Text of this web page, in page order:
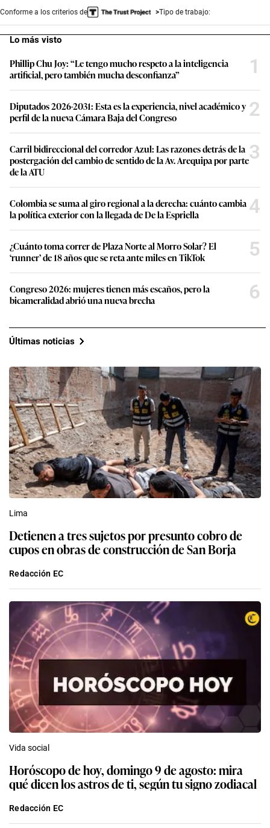
Conforme a los criterios de Tipo de trabajo:
Lo más visto
Phillip Chu Joy: “Le tengo mucho respeto a la inteligencia
artificial, pero también mucha desconfianza”
1
Diputados 2026-2031: Esta es la experiencia, nivel académico y
perfil de la nueva Cámara Baja del Congreso
2
Carril bidireccional del corredor Azul: Las razones detrás de la
postergación del cambio de sentido de la Av. Arequipa por parte
de la ATU
3
Colombia se suma al giro regional a la derecha: cuánto cambia
la política exterior con la llegada de De la Espriella
4
¿Cuánto toma correr de Plaza Norte al Morro Solar? El
‘runner’ de 18 años que se reta ante miles en TikTok
5
Congreso 2026: mujeres tienen más escaños, pero la
bicameralidad abrió una nueva brecha
6
Últimas noticias
Lima
Detienen a tres sujetos por presunto cobro de
cupos en obras de construcción de San Borja
Redacción EC
Vida social
Horóscopo de hoy, domingo 9 de agosto: mira
qué dicen los astros de ti, según tu signo zodiacal
Redacción EC